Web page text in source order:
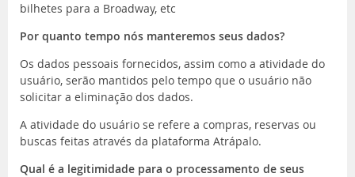
bilhetes para a Broadway, etc
Por quanto tempo nós manteremos seus dados?
Os dados pessoais fornecidos, assim como a atividade do
usuário, serão mantidos pelo tempo que o usuário não
solicitar a eliminação dos dados.
A atividade do usuário se refere a compras, reservas ou
buscas feitas através da plataforma Atrápalo.
Qual é a legitimidade para o processamento de seus